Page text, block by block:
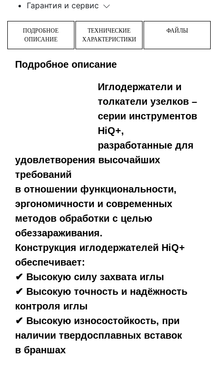
Гарантия и сервис
ПОДРОБНОЕ
ОПИСАНИЕ
ТЕХНИЧЕСКИЕ
ХАРАКТЕРИСТИКИ
ФАЙЛЫ
Подробное описание
Иглодержатели и
толкатели узелков –
серии инструментов
HiQ+,
разработанные для
удовлетворения высочайших
требований
в отношении функциональности,
эргономичности и современных
методов обработки с целью
обеззараживания.
Конструкция иглодержателей HiQ+
обеспечивает:
✔ Высокую силу захвата иглы
✔ Высокую точность и надёжность
контроля иглы
✔ Высокую износостойкость, при
наличии твердосплавных вставок
в браншах